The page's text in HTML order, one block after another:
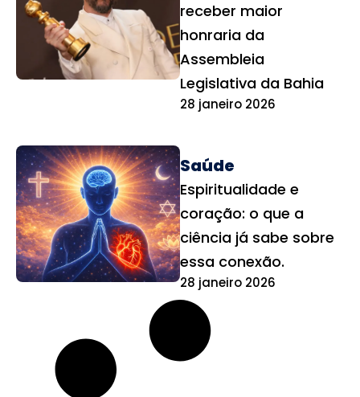
receber maior
honraria da
Assembleia
Legislativa da Bahia
28 janeiro 2026
Saúde
Espiritualidade e
coração: o que a
ciência já sabe sobre
essa conexão.
28 janeiro 2026